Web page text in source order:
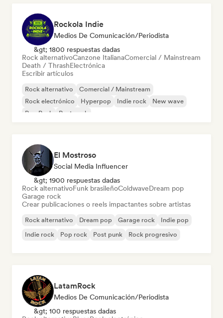
Rockola Indie
Medios De Comunicación/Periodista
&gt; 1800 respuestas dadas
Rock alternativoCanzone ItalianaComercial / Mainstream
Death / ThrashElectrónica
Escribir artículos
Rock alternativo
Comercial / Mainstream
Rock electrónico
Hyperpop Indie rock
New wave
Pop Punk
Post punk
El Mostroso
Social Media Influencer
&gt; 1900 respuestas dadas
Rock alternativoFunk brasileñoColdwaveDream pop
Garage rock
Crear publicaciones o reels impactantes sobre artistas
Rock alternativo Dream pop Garage rock
Indie pop
Indie rock
Pop rock Post punk Rock progresivo
LatamRock
Medios De Comunicación/Periodista
&gt; 100 respuestas dadas